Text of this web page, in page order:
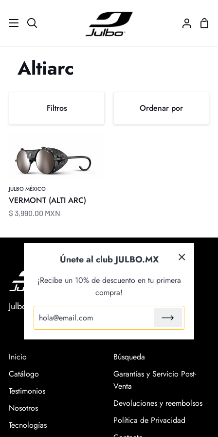
directamente
Buscar
Mi
Altiarc
Filtros
Ordenar
Ordenar por
(ALTI
ARC)
JULBO MÉXICO
VERMONT (ALTI ARC)
$ 3,990.00 MXN
Julbo México Oficial
Inicio
Catálogo
Testimonios
Nosotros
Tecnologías
Búsqueda
Garantías y Servicio Post-
Venta
Devoluciones y reembolsos
Política de Privacidad
Únete al club JULBO.MX
¡Recibe un 10% de descuento en tu primera
compra!